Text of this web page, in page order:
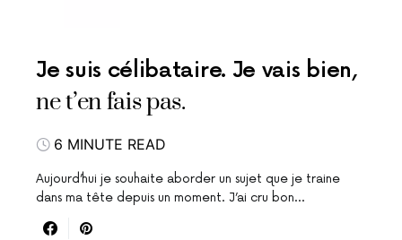
Je suis célibataire. Je vais bien,
ne t’en fais pas.
6 MINUTE READ
Aujourd’hui je souhaite aborder un sujet que je traine
dans ma tête depuis un moment. J’ai cru bon…